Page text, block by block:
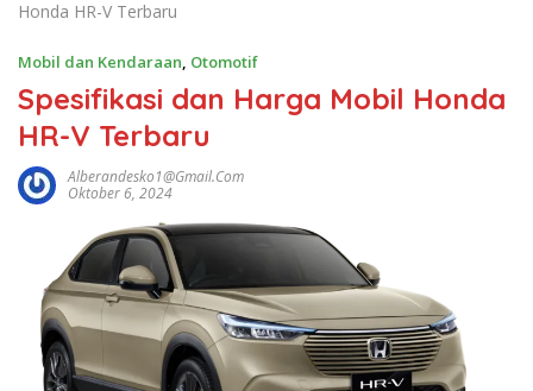
Honda HR-V Terbaru
Mobil dan Kendaraan, Otomotif
Spesifikasi dan Harga Mobil Honda
HR-V Terbaru
Alberandesko1@gmail.com
Oktober 6, 2024